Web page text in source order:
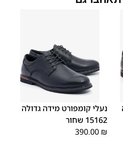
נעלי קומפורט מידה גדולה
15162 שחור
390.00 ₪